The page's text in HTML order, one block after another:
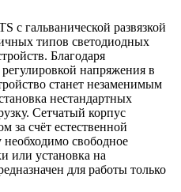
с гальванической развязкой
типов светодиодных
Благодаря
напряжения в
станет незаменимым
нестандартных
Сетчатый корпус
за счёт естественной
необходимо свободное
или установка на
для работы только